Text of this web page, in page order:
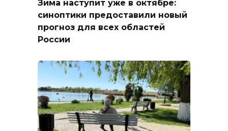
Зима наступит уже в октябре:
синоптики предоставили новый
прогноз для всех областей
России